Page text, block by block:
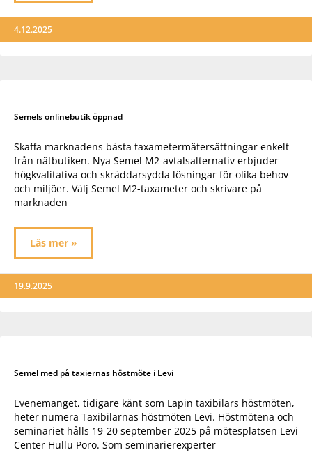
4.12.2025
Semels onlinebutik öppnad
Skaffa marknadens bästa taxametermätersättningar enkelt
från nätbutiken. Nya Semel M2-avtalsalternativ erbjuder
högkvalitativa och skräddarsydda lösningar för olika behov
och miljöer. Välj Semel M2-taxameter och skrivare på
marknaden
Läs mer »
19.9.2025
Semel med på taxiernas höstmöte i Levi
Evenemanget, tidigare känt som Lapin taxibilars höstmöten,
heter numera Taxibilarnas höstmöten Levi. Höstmötena och
seminariet hålls 19-20 september 2025 på mötesplatsen Levi
Center Hullu Poro. Som seminarierexperter